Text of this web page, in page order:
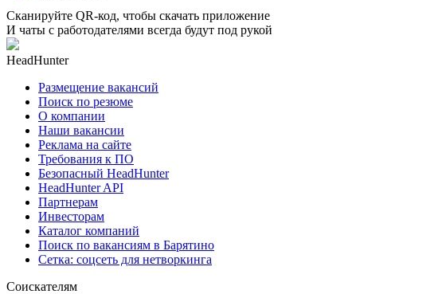
Сканируйте QR-код, чтобы скачать приложение
И чаты с работодателями всегда будут под рукой
HeadHunter
Размещение вакансий
Поиск по резюме
О компании
Наши вакансии
Реклама на сайте
Требования к ПО
Безопасный HeadHunter
HeadHunter API
Партнерам
Инвесторам
Каталог компаний
Поиск по вакансиям в Барятино
Сетка: соцсеть для нетворкинга
Соискателям